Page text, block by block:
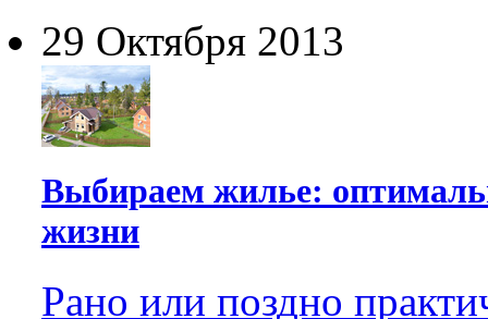
29 Октября 2013
Выбираем жилье:
жизни
Рано или поздно